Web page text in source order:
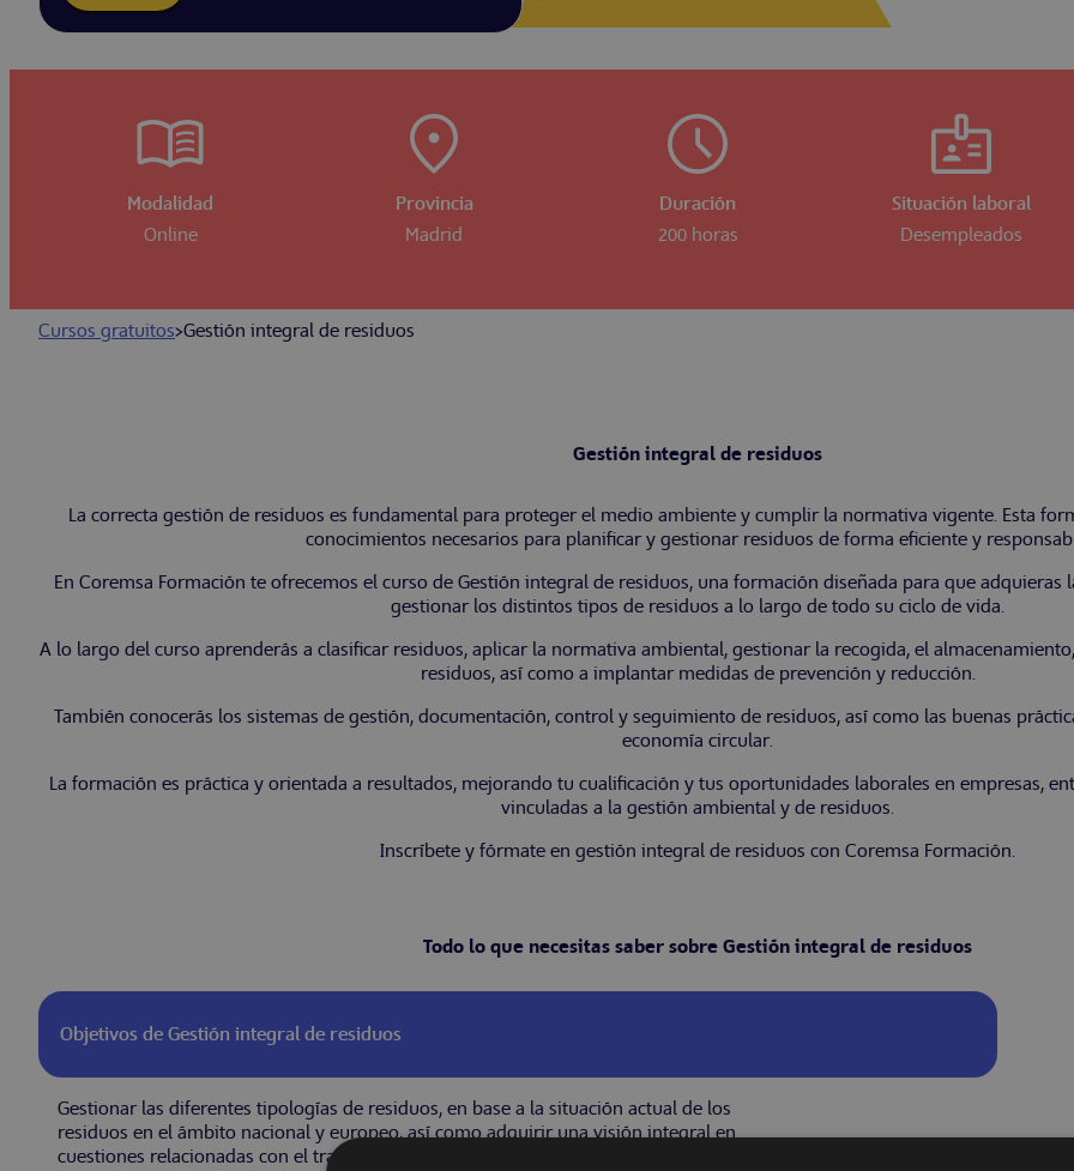
Modalidad
Online
Provincia
Madrid
Duración
200 horas
Situación laboral
Desempleados
Cursos gratuitos>Gestión integral de residuos
Gestión integral de residuos
La correcta gestión de residuos es fundamental para proteger el medio ambiente y cumplir la normativa vigente. Esta
conocimientos necesarios para planificar y gestionar residuos de forma eficiente y
En Coremsa Formación te ofrecemos el curso de Gestión integral de residuos, una formación diseñada para que adquieras
gestionar los distintos tipos de residuos a lo largo de todo su ciclo de vida.
A lo largo del curso aprenderás a clasificar residuos, aplicar la normativa ambiental, gestionar la recogida, el
residuos, así como a implantar medidas de prevención y reducción.
También conocerás los sistemas de gestión, documentación, control y seguimiento de residuos, así como las buenas
economía circular.
La formación es práctica y orientada a resultados, mejorando tu cualificación y tus oportunidades laborales en empresas,
vinculadas a la gestión ambiental y de residuos.
Inscríbete y fórmate en gestión integral de residuos con Coremsa Formación.
Todo lo que necesitas saber sobre Gestión integral de residuos
Objetivos de Gestión integral de residuos
Gestionar las diferentes tipologías de residuos, en base a la situación actual de los
residuos en el ámbito nacional y europeo, así como adquirir una visión integral en
cuestiones relacionadas con el tratamiento de residuos y de las obligaciones que